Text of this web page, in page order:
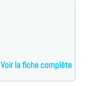
Voir la fiche complète